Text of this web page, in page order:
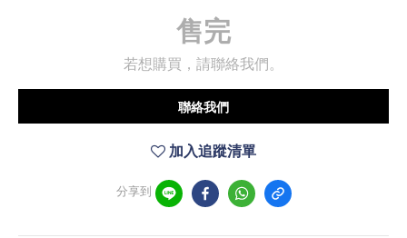
售完
若想購買，請聯絡我們。
聯絡我們
加入追蹤清單
分享到